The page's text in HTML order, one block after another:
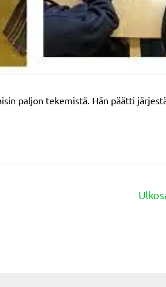
paljon tekemistä. Hän päätti